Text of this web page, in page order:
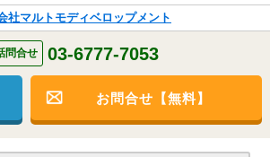
社マルトモディベロップメント
問合せ 03-6777-7053
お問合せ【無料】